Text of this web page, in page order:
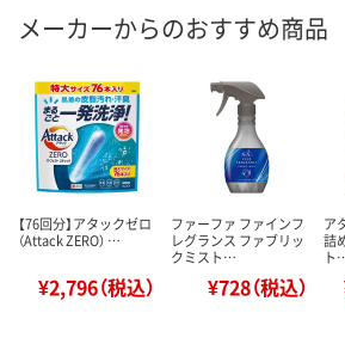
メーカーからのおすすめ商品
【76回分】アタックゼロ
（Attack ZERO） …
¥2,796（税込）
ファーファ ファインフ
レグランス ファブリッ
クミスト…
¥728（税込）
ア
詰
ト